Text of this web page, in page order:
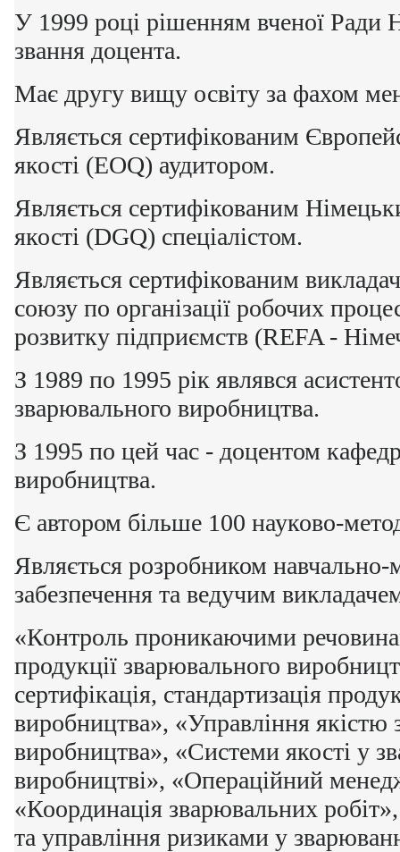
У 1999 році рішенням вченої
звання доцента.
Має другу вищу освіту за фахом
Являється сертифікованим
якості (EOQ) аудитором.
Являється сертифікованим
якості (DGQ) спеціалістом.
Являється сертифікованим
союзу по організації робочих
розвитку підприємств (REFA -
З 1989 по 1995 рік являвся
зварювального виробництва.
З 1995 по цей час - доцентом
виробництва.
Є автором більше 100 науково-
Являється розробником навчально-
забезпечення та ведучим
«Контроль проникаючими
продукції зварювального
сертифікація, стандартизація
виробництва», «Управління якістю
виробництва», «Системи якості у
виробництві», «Операційний
«Координація зварювальних
та управління ризиками у